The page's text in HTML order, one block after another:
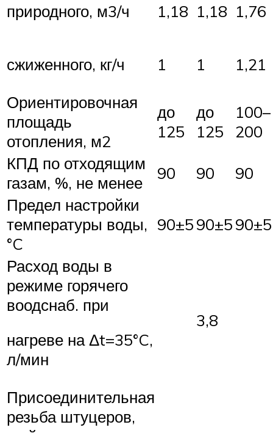
природного, м3/ч
1,18 1,18 1,76
сжиженного, кг/ч 1 1
1,21
Ориентировочная
площадь
отопления, м2
до
125
до
125
100–
200
КПД по отходящим
газам, %, не менее
90 90
90
Предел настройки
температуры воды,
°C
90±590±590±5
Расход воды в
режиме горячего
воодснаб. при
нагреве на Δt=35°C,
л/мин
3,8
Присоединительная
резьба штуцеров,